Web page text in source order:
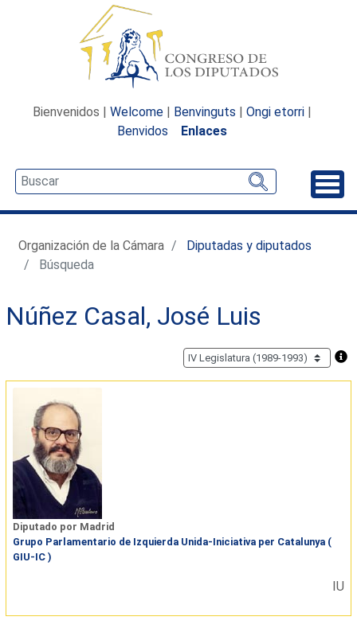
Bienvenidos | Welcome | Benvinguts | Ongi etorri |
Benvidos
Enlaces
Organización de la Cámara
Diputadas y diputados
Búsqueda
Núñez Casal, José Luis
Diputado por Madrid
Grupo Parlamentario de Izquierda Unida-Iniciativa per Catalunya (
GIU-IC )
IU